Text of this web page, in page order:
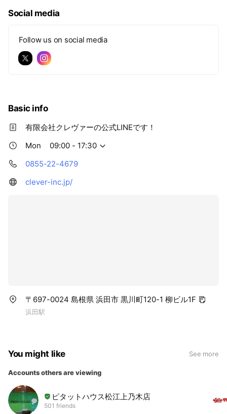
Social media
Follow us on social media
Basic info
有限会社クレヴァーの公式LINEです！
Mon
09:00 - 17:30
0855-22-4679
clever-inc.jp/
〒697-0024 島根県 浜田市 黒川町120-1 柳ビル1F
浜田駅
You might like See more
Accounts others are viewing
ピタットハウス松江上乃木店
501 friends